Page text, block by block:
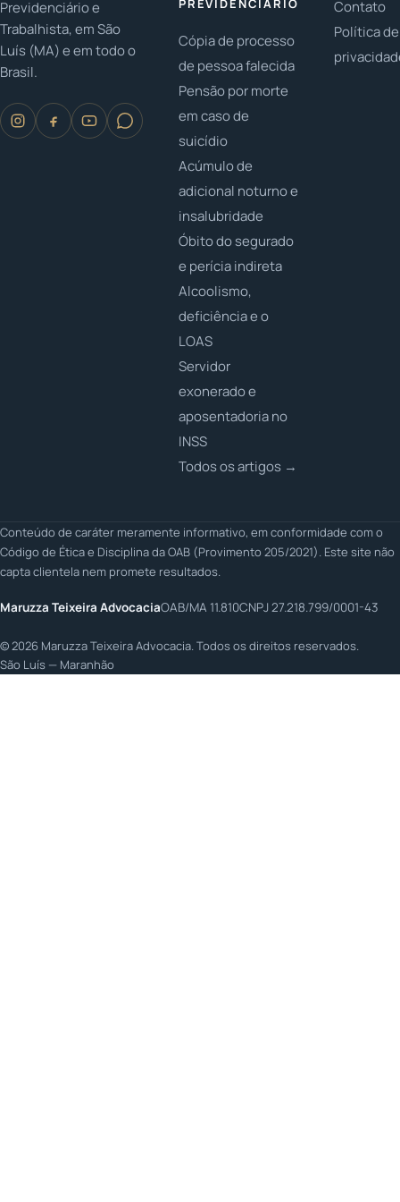
Previdenciário e
Trabalhista, em São
Luís (MA) e em todo o
Brasil.
PREVIDENCIÁRIO
Cópia de processo
de pessoa falecida
Pensão por morte
em caso de
suicídio
Acúmulo de
adicional noturno e
insalubridade
Óbito do segurado
e perícia indireta
Alcoolismo,
deficiência e o
LOAS
Servidor
exonerado e
aposentadoria no
INSS
Todos os artigos →
Contato
Política de
Conteúdo de caráter meramente informativo, em conformidade com o
Código de Ética e Disciplina da OAB (Provimento 205/2021). Este site não
capta clientela nem promete resultados.
Maruzza Teixeira AdvocaciaOAB/MA 11.810CNPJ 27.218.799/0001-43
©2026 Maruzza Teixeira Advocacia. Todos os direitos reservados.
São Luís — Maranhão